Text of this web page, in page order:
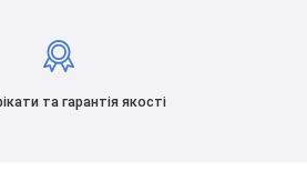
та гарантія якості